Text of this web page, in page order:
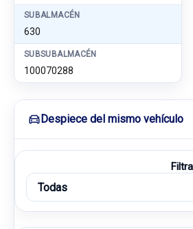
SUBALMACÉN
630
SUBSUBALMACÉN
100070288
Despiece del mismo vehículo